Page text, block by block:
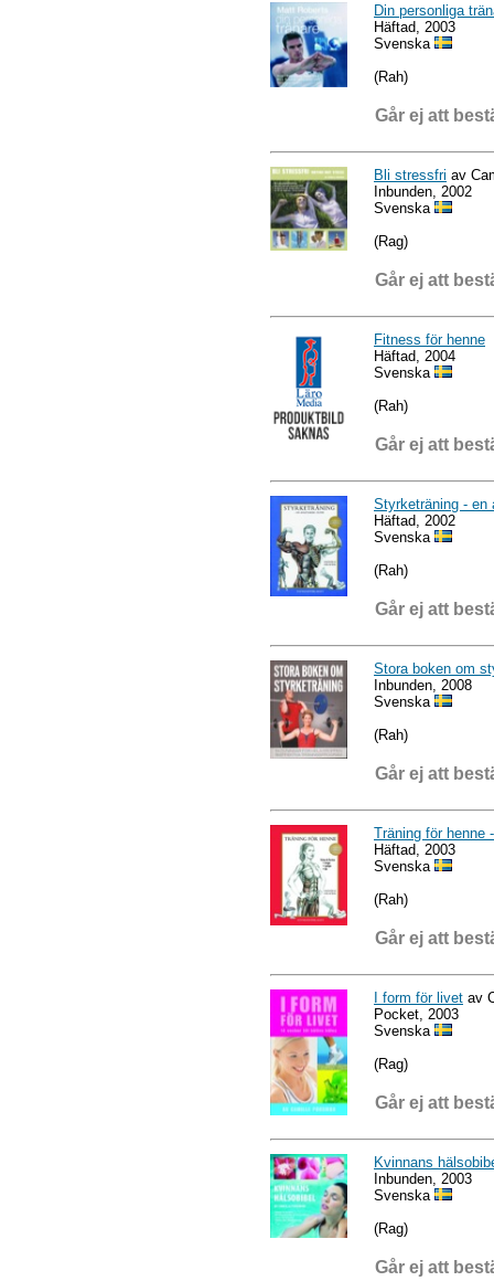
Din personliga
Häftad, 2003
Svenska
(Rah)
Går ej att
Bli stressfri av
Inbunden, 2002
Svenska
(Rag)
Går ej att
Fitness för henne
Häftad, 2004
Svenska
(Rah)
Går ej att
Styrketräning - en
Häftad, 2002
Svenska
(Rah)
Går ej att
Stora boken om
Inbunden, 2008
Svenska
(Rah)
Går ej att
Träning för henne
Häftad, 2003
Svenska
(Rah)
Går ej att
I form för livet av
Pocket, 2003
Svenska
(Rag)
Går ej att
Kvinnans
Inbunden, 2003
Svenska
(Rag)
Går ej att